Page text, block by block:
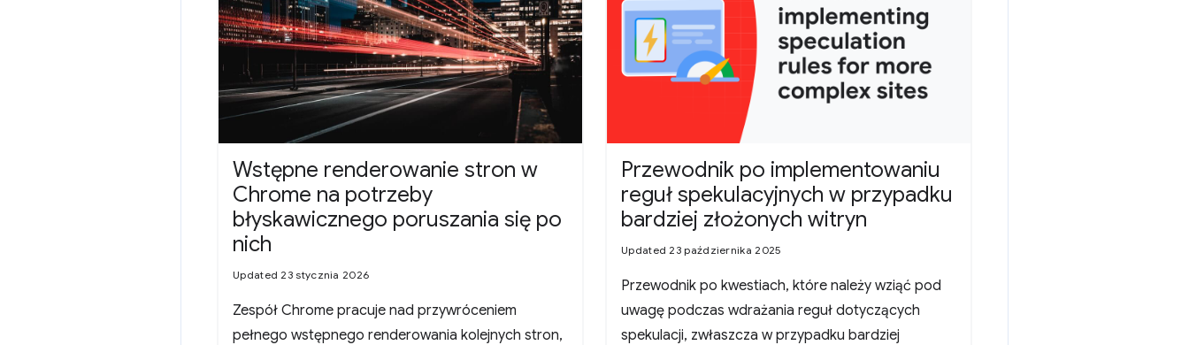
Wstępne renderowanie stron w
Chrome na potrzeby
błyskawicznego poruszania się po
nich
Updated 23 stycznia 2026
Zespół Chrome pracuje nad przywróceniem
pełnego wstępnego renderowania kolejnych stron,
Przewodnik po implementowaniu
reguł spekulacyjnych w przypadku
bardziej złożonych witryn
Updated 23 października 2025
Przewodnik po kwestiach, które należy wziąć pod
uwagę podczas wdrażania reguł dotyczących
spekulacji, zwłaszcza w przypadku bardziej